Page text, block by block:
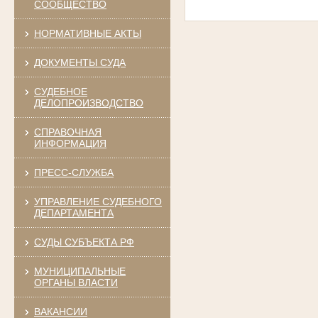
СООБЩЕСТВО
НОРМАТИВНЫЕ АКТЫ
ДОКУМЕНТЫ СУДА
СУДЕБНОЕ
ДЕЛОПРОИЗВОДСТВО
СПРАВОЧНАЯ
ИНФОРМАЦИЯ
ПРЕСС-СЛУЖБА
УПРАВЛЕНИЕ СУДЕБНОГО
ДЕПАРТАМЕНТА
СУДЫ СУБЪЕКТА РФ
МУНИЦИПАЛЬНЫЕ
ОРГАНЫ ВЛАСТИ
ВАКАНСИИ